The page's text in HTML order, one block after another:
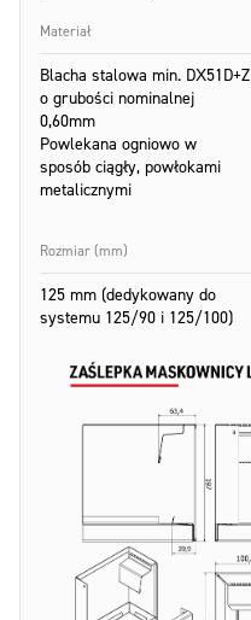
Materiał
Blacha stalowa min. DX51D+Z
o grubości nominalnej
0,60mm
Powlekana ogniowo w
sposób ciągły, powłokami
metalicznymi
Rozmiar (mm)
125 mm (dedykowany do
systemu 125/90 i 125/100)